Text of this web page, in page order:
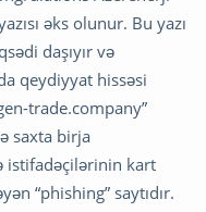
əks olunur. Bu yazı
daşıyır və
qeydiyyat hissəsi
trade.company”
saxta birja
istifadəçilərinin kart
“phishing” saytıdır.